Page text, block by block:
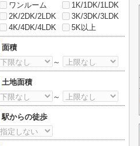
ワンルーム
1K/1DK/1LDK
2K/2DK/2LDK
3K/3DK/3LDK
4K/4DK/4LDK
5K以上
面積
～
土地面積
～
駅からの徒歩